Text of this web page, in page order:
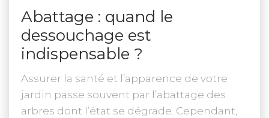
Abattage : quand le
dessouchage est
indispensable ?
Assurer la santé et l’apparence de votre
jardin passe souvent par l’abattage des
arbres dont l’état se dégrade. Cependant,